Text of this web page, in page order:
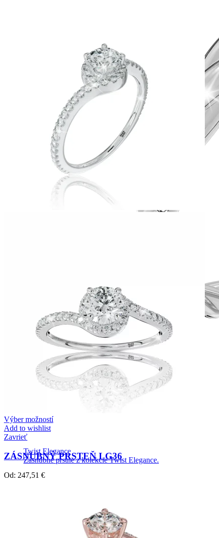
Twist Elegance
Zásnubné prstne z kolekcie Twist Elegance.
Výber možností
Add to wishlist
Zavrieť
ZÁSNUBNÝ PRSTEŇ LG36
Od: 247,51 €